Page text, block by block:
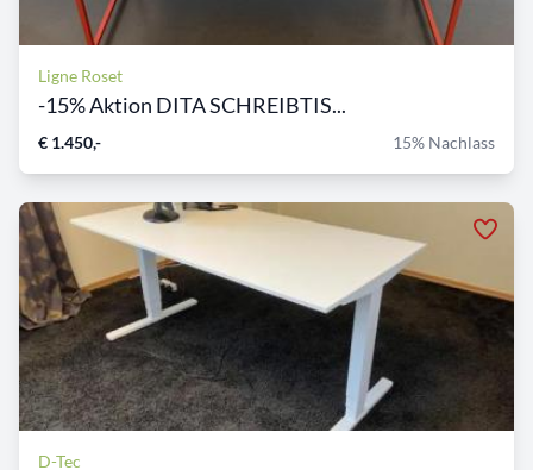
Ligne Roset
-15% Aktion DITA SCHREIBTIS...
€ 1.450,- 15% Nachlass
D-Tec